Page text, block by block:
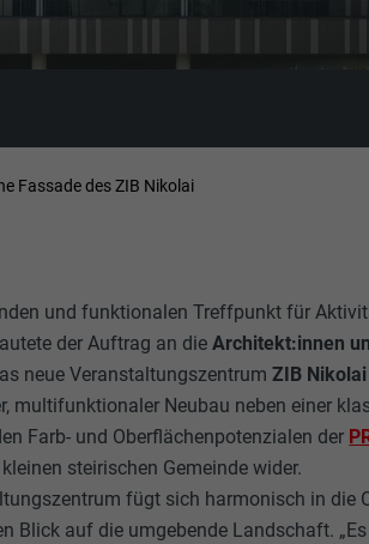
Fassade des ZIB Nikolai
und funktionalen Treffpunkt für
der Auftrag an dieArchitekt:innen
neue VeranstaltungszentrumZIB
multifunktionaler Neubau neben einer
Farb- und Oberflächenpotenzialen der
steirischen Gemeinde wider.
fügt sich harmonisch in die
Blick auf die umgebende Landschaft.